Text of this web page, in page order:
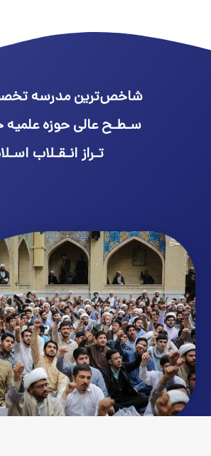
شاخص‌ترین مدرسه تخصصی
سـطـح عالی حوزه علمیه
تـراز انـقـلاب اسـلامی